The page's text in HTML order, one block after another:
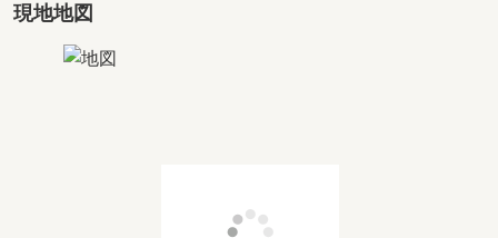
現地地図